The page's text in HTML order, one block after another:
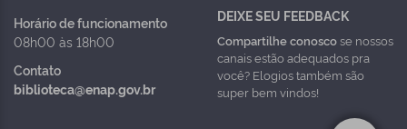
Horário de funcionamento
08h00 às 18h00
Contato
biblioteca@enap.gov.br
DEIXE SEU FEEDBACK
Compartilhe conoscose nossos
canais estão adequados pra
você? Elogios também são
super bem vindos!